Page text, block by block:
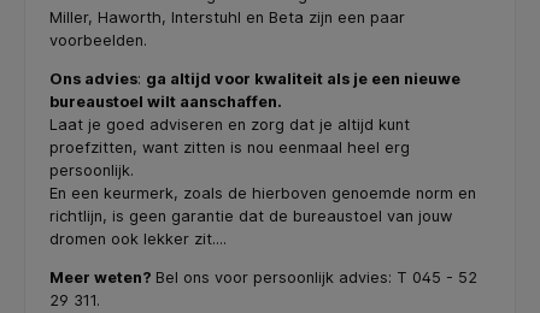
Miller, Haworth, Interstuhl en Beta zijn een paar
voorbeelden.
Ons advies: ga altijd voor kwaliteit als je een nieuwe
bureaustoel wilt aanschaffen.
Laat je goed adviseren en zorg dat je altijd kunt
proefzitten, want zitten is nou eenmaal heel erg
persoonlijk.
En een keurmerk, zoals de hierboven genoemde norm en
richtlijn, is geen garantie dat de bureaustoel van jouw
dromen ook lekker zit....
Meer weten? Bel ons voor persoonlijk advies: T 045 - 52
29 311.